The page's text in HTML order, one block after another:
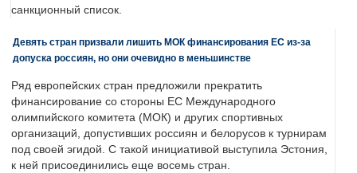
санкционный список.
Девять стран призвали лишить МОК финансирования ЕС из-за
допуска россиян, но они очевидно в меньшинстве
Ряд европейских стран предложили прекратить
финансирование со стороны ЕС Международного
олимпийского комитета (МОК) и других спортивных
организаций, допустивших россиян и белорусов к турнирам
под своей эгидой. С такой инициативой выступила Эстония,
к ней присоединились еще восемь стран.